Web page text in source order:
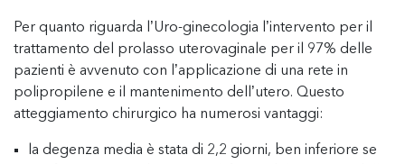
Per quanto riguarda l’Uro-ginecologia l’intervento per il
trattamento del prolasso uterovaginale per il 97% delle
pazienti è avvenuto con l’applicazione di una rete in
polipropilene e il mantenimento dell’utero. Questo
atteggiamento chirurgico ha numerosi vantaggi:
la degenza media è stata di 2,2 giorni, ben inferiore se